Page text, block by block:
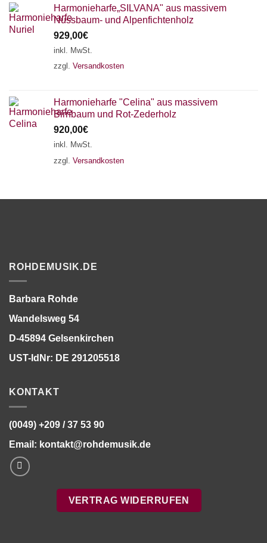
Harmonieharfe„SILVANA" aus massivem
Nussbaum- und Alpenfichtenholz
929,00€
inkl. MwSt.
zzgl. Versandkosten
Harmonieharfe "Celina" aus massivem
Birnbaum und Rot-Zederholz
920,00€
inkl. MwSt.
zzgl. Versandkosten
ROHDEMUSIK.DE
Barbara Rohde
Wandelsweg 54
D-45894 Gelsenkirchen
UST-IdNr: DE 291205518
KONTAKT
(0049) +209 / 37 53 90
Email: kontakt@rohdemusik.de
VERTRAG WIDERRUFEN